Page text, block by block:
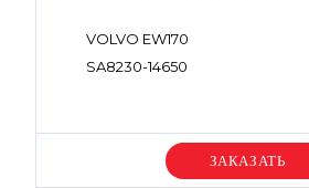
VOLVO EW170
SA8230-14650
Уточняйте цену